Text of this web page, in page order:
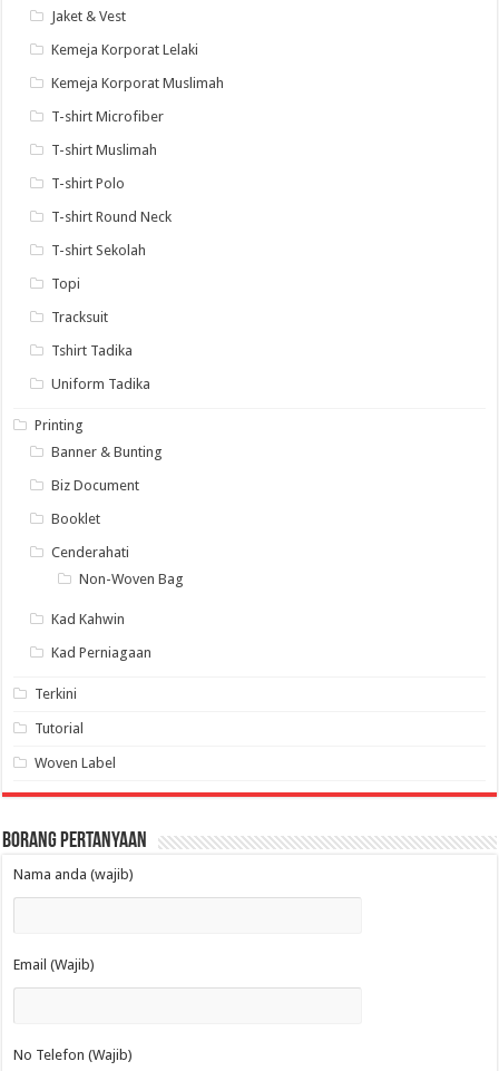
Jaket & Vest
Kemeja Korporat Lelaki
Kemeja Korporat Muslimah
T-shirt Microfiber
T-shirt Muslimah
T-shirt Polo
T-shirt Round Neck
T-shirt Sekolah
Topi
Tracksuit
Tshirt Tadika
Uniform Tadika
Printing
Banner & Bunting
Biz Document
Booklet
Cenderahati
Non-Woven Bag
Kad Kahwin
Kad Perniagaan
Terkini
Tutorial
Woven Label
Borang Pertanyaan
Nama anda (wajib)
Email (Wajib)
No Telefon (Wajib)